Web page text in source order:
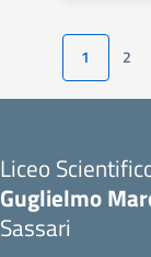
1 2
Liceo
Guglielmo
Sassari